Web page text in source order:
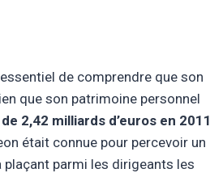
de comprendre que son
que son patrimoine personnel
2,42 milliards d’euros en 2011
était connue pour percevoir un
plaçant parmi les dirigeants les